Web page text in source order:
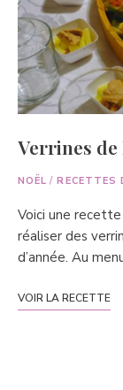
Verrines de
NOËL / RECETTES
Voici une
réaliser des
d’année. Au
VOIR LA RECETTE